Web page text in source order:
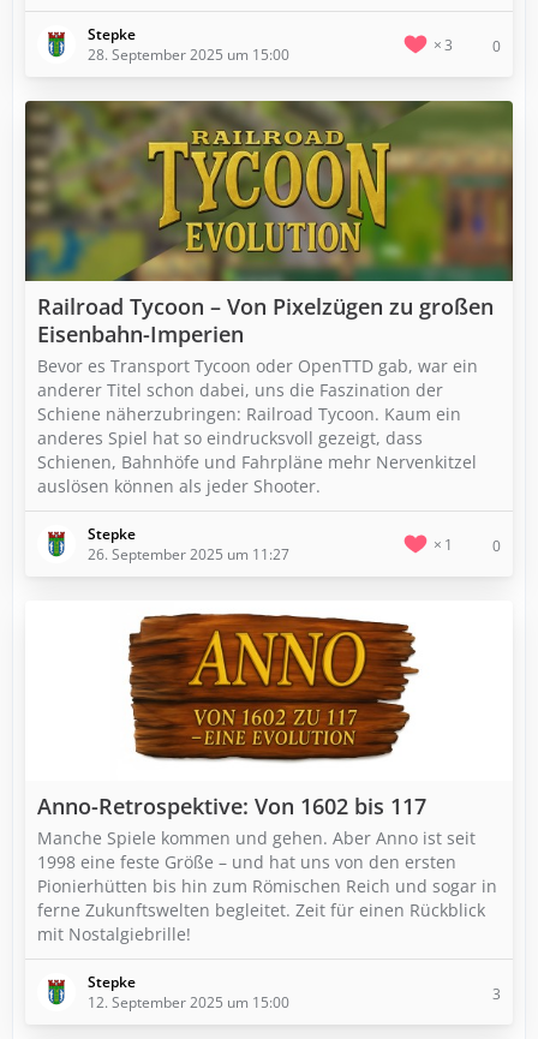
Stepke
28. September 2025 um 15:00
3 0
Railroad Tycoon – Von Pixelzügen zu großen
Eisenbahn-Imperien
Bevor es Transport Tycoon oder OpenTTD gab, war ein
anderer Titel schon dabei, uns die Faszination der
Schiene näherzubringen: Railroad Tycoon. Kaum ein
anderes Spiel hat so eindrucksvoll gezeigt, dass
Schienen, Bahnhöfe und Fahrpläne mehr Nervenkitzel
auslösen können als jeder Shooter.
Stepke
26. September 2025 um 11:27
1 0
Anno-Retrospektive: Von 1602 bis 117
Manche Spiele kommen und gehen. Aber Anno ist seit
1998 eine feste Größe – und hat uns von den ersten
Pionierhütten bis hin zum Römischen Reich und sogar in
ferne Zukunftswelten begleitet. Zeit für einen Rückblick
mit Nostalgiebrille!
Stepke
12. September 2025 um 15:00
3